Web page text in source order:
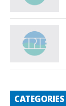
CATEGORIES